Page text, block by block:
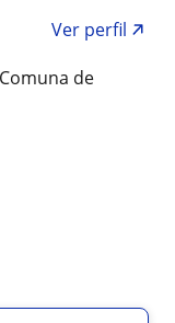
Ver perfil
de